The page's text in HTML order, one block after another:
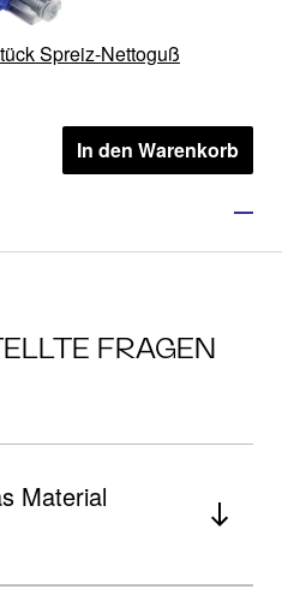
Spreiz-Nettoguß
In den Warenkorb
FRAGEN
Material